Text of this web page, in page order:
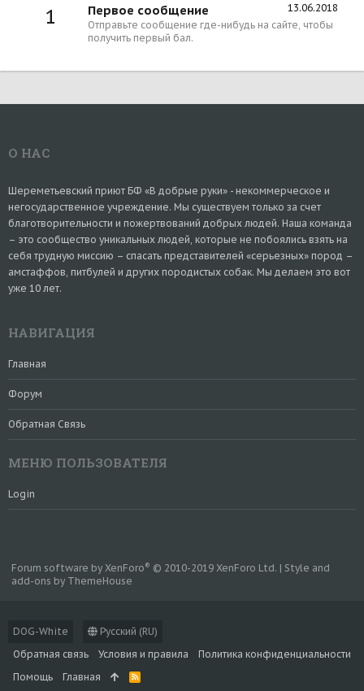
1 13.06.2018
Первое сообщение
Отправьте сообщение где-нибудь на сайте, чтобы
получить первый бал.
О НАС
Шереметьевский приют БФ «В добрые руки» - некоммерческое и
негосударственное учреждение. Мы существуем только за счет
благотворительности и пожертвований добрых людей. Наша команда
– это сообщество уникальных людей, которые не побоялись взять на
себя трудную миссию – спасать представителей «серьезных» пород –
амстаффов, питбулей и других породистых собак. Мы делаем это вот
уже 10 лет.
НАВИГАЦИЯ
Главная
Форум
Обратная Связь
МЕНЮ ПОЛЬЗОВАТЕЛЯ
Login
DOG-White
Русский (RU)
Обратная связь
Условия и правила
Политика конфиденциальности
Помощь
Главная
R
S
Forum software by XenForo® © 2010-2019 XenForo Ltd. | Style and
add-ons by ThemeHouse